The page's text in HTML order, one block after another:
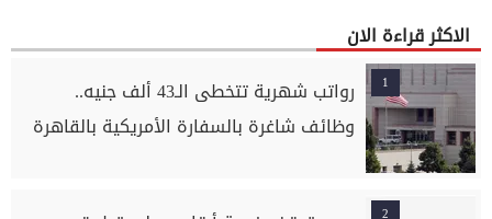
الاكثر قراءة الان
1
رواتب شهرية تتخطى الـ43 ألف جنيه..
وظائف شاغرة بالسفارة الأمريكية بالقاهرة
2